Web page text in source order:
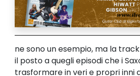
ne sono un esempio, ma la
il posto a quegli episodi che i
trasformare in veri e propri inni